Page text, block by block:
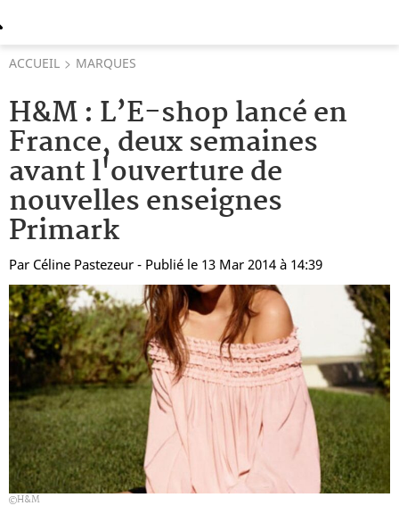
ACCUEIL MARQUES
H&M : L’E-shop lancé en
France, deux semaines
avant l'ouverture de
nouvelles enseignes
Primark
Par Céline Pastezeur - Publié le 13 Mar 2014 à 14:39
H&M